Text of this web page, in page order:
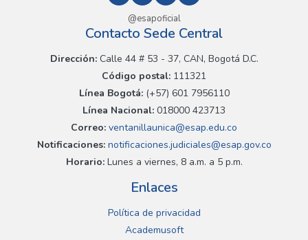
@esapoficial
Contacto Sede Central
Dirección:Calle 44 # 53 - 37, CAN, Bogotá D.C.
Código postal: 111321
Línea Bogotá:(+57) 601 7956110
Línea Nacional: 018000 423713
Correo: ventanillaunica@esap.edu.co
Notificaciones:notificaciones.judiciales@esap.gov.co
Horario:Lunes a viernes, 8 a.m. a 5 p.m.
Enlaces
Política de privacidad
Academusoft